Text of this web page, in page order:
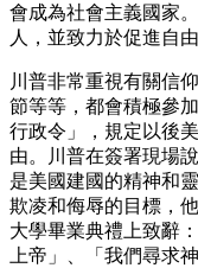
會成為社會主義國家
人，並致力於促進自
川普非常重視有關信
節等等，都會積極參
行政令」，規定以後
由。川普在簽署現場
是美國建國的精神和
欺凌和侮辱的目標，
大學畢業典禮上致辭
上帝」、「我們尋